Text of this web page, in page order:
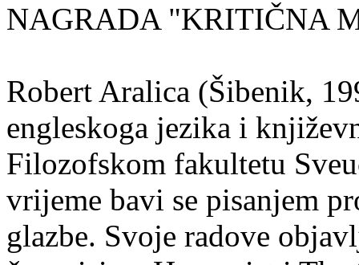
NAGRADA "KRITIČNA
Robert Aralica (Šibenik,
engleskoga jezika i
Filozofskom fakultetu
vrijeme bavi se pisanjem
glazbe. Svoje radove